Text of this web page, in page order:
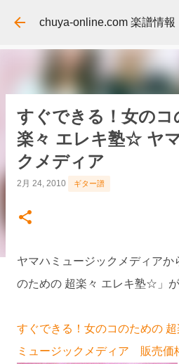
スキップしてメイン コ
chuya-online.com 楽譜情報
すぐできる！女のコ
楽々 エレキ塾☆ ヤ
クメディア
2月 24, 2010 ギター譜
ヤマハミュージックメディアか
のための 超楽々 エレキ塾☆」が
すぐできる！女のコのための
ミュージックメディア 販売価